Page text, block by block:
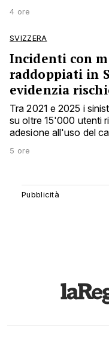
4 ore
SVIZZERA
Incidenti con
raddoppiati in
evidenzia
Tra 2021 e 2025 i
su oltre 15'000 utenti
adesione all'uso del
5 ore